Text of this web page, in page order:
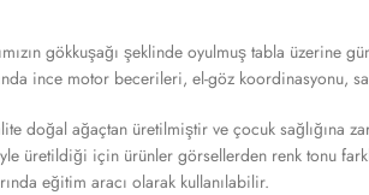
gökkuşağı şeklinde oyulmuş tabla üzerine
ince motor becerileri, el-göz koordinasyonu,
doğal ağaçtan üretilmiştir ve çocuk sağlığına
üretildiği için ürünler görsellerden renk tonu
eğitim aracı olarak kullanılabilir.